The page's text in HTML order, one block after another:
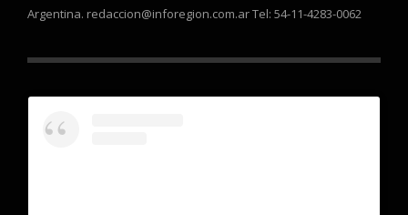
Argentina. redaccion@inforegion.com.ar Tel: 54-11-4283-0062